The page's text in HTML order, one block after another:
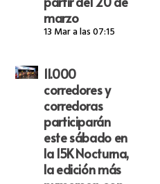
marzo
13 Mar a las 07:15
11.000
corredores y
corredoras
participarán
este sábado en
la 15K Nocturna,
la edición más